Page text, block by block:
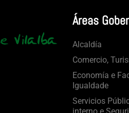
Áreas
Alcaldía
Comercio,
Economía e
Igualdade
Servicios